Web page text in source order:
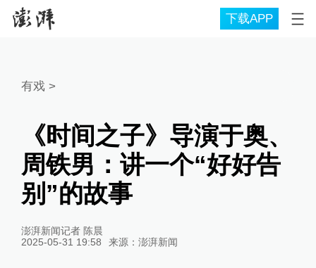
下载APP
有戏 >
《时间之子》导演于奥、
周铁男：讲一个“好好告
别”的故事
澎湃新闻记者 陈晨
2025-05-31 19:58
来源： 澎湃新闻